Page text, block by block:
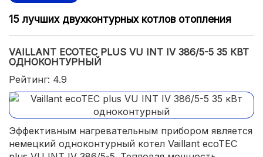
15 лучших двухконтурных котлов отопления
VAILLANT ECOTEC PLUS VU INT IV 386/5-5 35 КВТ
ОДНОКОНТУРНЫЙ
Рейтинг: 4.9
Эффективным нагревательным прибором является
немецкий одноконтурный котел Vaillant ecoTEC